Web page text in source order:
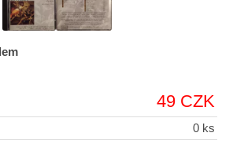
49 CZK
0 ks